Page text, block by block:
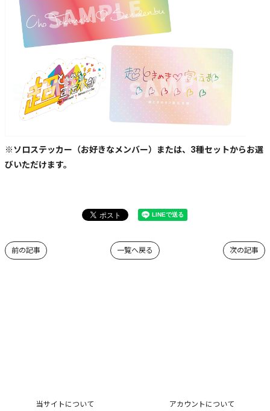
※ソロステッカー（お好きなメンバー）または、3種セットからお選
びいただけます。
次の記事
一覧へ戻る
前の記事
当サイトについて アカウントについて